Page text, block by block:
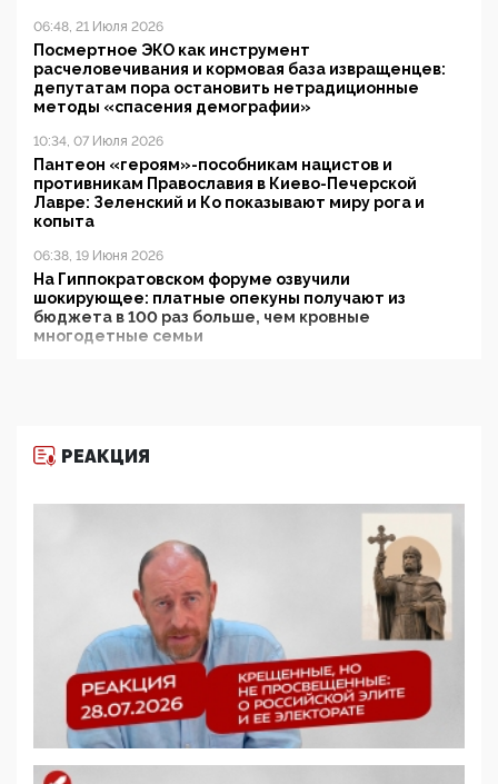
06:48, 21 Июля 2026
Посмертное ЭКО как инструмент
расчеловечивания и кормовая база извращенцев:
депутатам пора остановить нетрадиционные
методы «спасения демографии»
10:34, 07 Июля 2026
Пантеон «героям»-пособникам нацистов и
противникам Православия в Киево-Печерской
Лавре: Зеленский и Ко показывают миру рога и
копыта
06:38, 19 Июня 2026
На Гиппократовском форуме озвучили
шокирующее: платные опекуны получают из
бюджета в 100 раз больше, чем кровные
многодетные семьи
11:53, 09 Июня 2026
деятельность ИИТО ЮНЕСКО в России, но
цифроглобалисты продолжают определять
повестку в образовании
09:43, 01 Июня 2026
5G за счет здоровья граждан: Минцифры намерено
отобрать у регионов и муниципалитетов право
защищать жилые дома и социальные объекты от
05:58, 26 Мая 2026
Роскомнадзор освободили от борца с
деструктивным и опасным контентом
07:39, 25 Мая 2026
РЕАКЦИЯ